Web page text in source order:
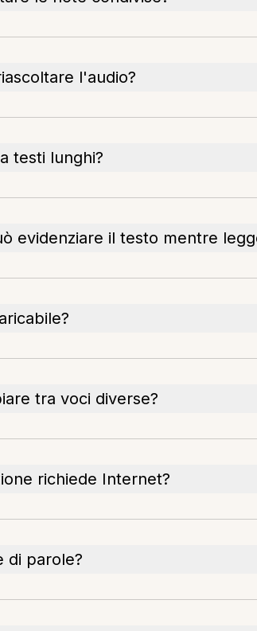
l'audio?
testi lunghi?
evidenziare il testo mentre
tra voci diverse?
richiede Internet?
di parole?